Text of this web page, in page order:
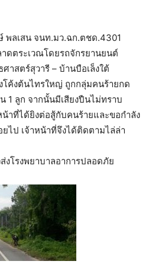
พลเสน จนท.มว.ฉก.ตชด.4301
ดตระเวณโดยรถจักรยานยนต์
าสตร์สุวารี – บ้านบือเล็งใต้
โค้งต้นไทรใหญ่ ถูกกลุ่มคนร้ายกด
1 ลูก จากนั้นมีเสียงปืนไม่ทราบ
าที่ได้ยิงต่อสู้กับคนร้ายและขอกำลัง
ไป เจ้าหน้าที่จึงได้ติดตามไล่ล่า
งโรงพยาบาลอาการปลอดภัย